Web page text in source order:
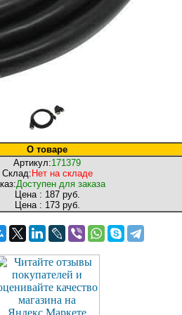
О товаре
Артикул:171379
Склад: Нет на складе
Доступен для заказа
Цена : 187 руб.
Цена : 173 руб.